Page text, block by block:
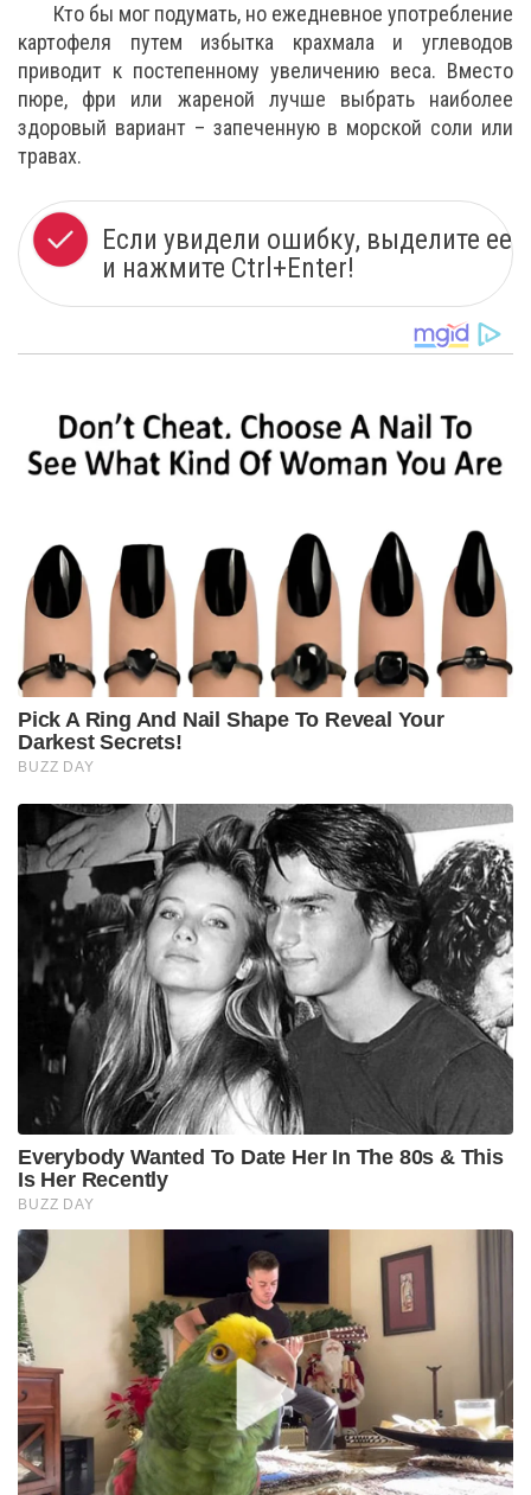
Кто бы мог подумать, но ежедневное употребление
картофеля путем избытка крахмала и углеводов
приводит к постепенному увеличению веса. Вместо
пюре, фри или жареной лучше выбрать наиболее
здоровый вариант – запеченную в морской соли или
травах.
Если увидели ошибку, выделите ее
и нажмите Ctrl+Enter!
Pick A Ring And Nail Shape To Reveal Your
Darkest Secrets!
BUZZ DAY
Everybody Wanted To Date Her In The 80s & This
Is Her Recently
BUZZ DAY